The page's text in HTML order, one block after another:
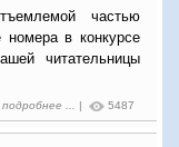
частью
номера в конкурсе
читательницы
подробнее ... | 5487